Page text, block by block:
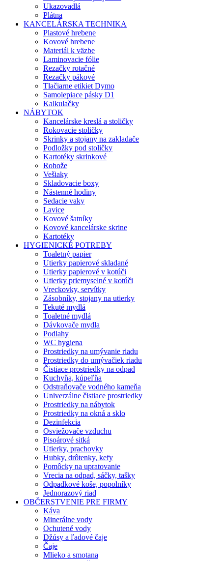
Ukazovadlá
Plátna
KANCELÁRSKA TECHNIKA
Plastové hrebene
Kovové hrebene
Materiál k väzbe
Laminovacie fólie
Rezačky rotačné
Rezačky pákové
Tlačiarne etikiet Dymo
Samolepiace pásky D1
Kalkulačky
NÁBYTOK
Kancelárske kreslá a stoličky
Rokovacie stoličky
Skrinky a stojany na zakladače
Podložky pod stoličky
Kartotéky skrinkové
Rohože
Vešiaky
Skladovacie boxy
Nástenné hodiny
Sedacie vaky
Lavice
Kovové šatníky
Kovové kancelárske skrine
Kartotéky
HYGIENICKÉ POTREBY
Toaletný papier
Utierky papierové skladané
Utierky papierové v kotúči
Utierky priemyselné v kotúči
Vreckovky, servítky
Zásobníky, stojany na utierky
Tekuté mydlá
Toaletné mydlá
Dávkovače mydla
Podlahy
WC hygiena
Prostriedky na umývanie riadu
Prostriedky do umývačiek riadu
Čistiace prostriedky na odpad
Kuchyňa, kúpeľňa
Odstraňovače vodného kameňa
Univerzálne čistiace prostriedky
Prostriedky na nábytok
Prostriedky na okná a sklo
Dezinfekcia
Osviežovače vzduchu
Pisoárové sitká
Utierky, prachovky
Hubky, drôtenky, kefy
Pomôcky na upratovanie
Vrecia na odpad, sáčky, tašky
Odpadkové koše, popolníky
Jednorazový riad
OBČERSTVENIE PRE FIRMY
Káva
Minerálne vody
Ochutené vody
Džúsy a ľadové čaje
Čaje
Mlieko a smotana